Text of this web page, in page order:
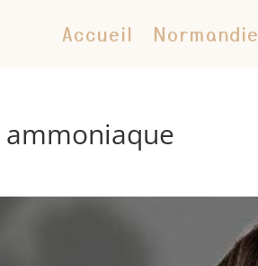
Accueil Normandie